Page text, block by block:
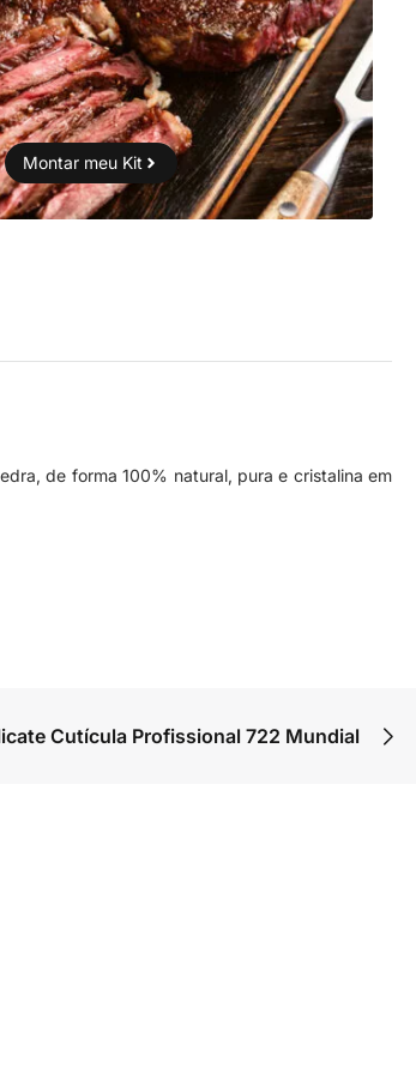
Montar meu Kit
de forma 100% natural, pura e cristalina em
Cutícula Profissional 722 Mundial